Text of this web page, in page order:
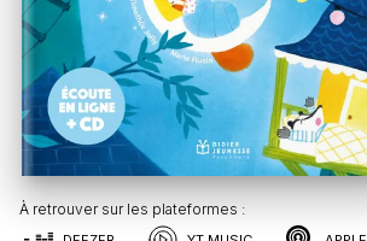
À retrouver sur les plateformes :